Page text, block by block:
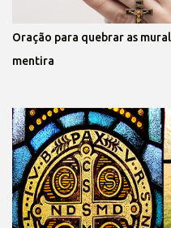
Oração para quebrar as
mentira